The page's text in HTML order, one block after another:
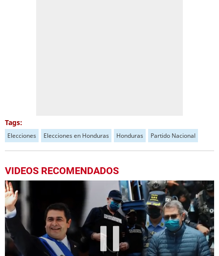
Tags:
Elecciones Elecciones en Honduras Honduras Partido Nacional
VIDEOS RECOMENDADOS